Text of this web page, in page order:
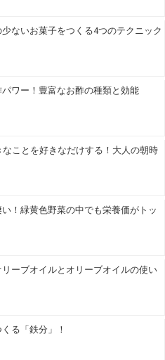
ないお菓子をつくる4つのテクニック
ワー！豊富なお酢の種類と効能
ことを好きなだけする！大人の朝時
い！緑黄色野菜の中でも栄養価がトッ
ーブオイルとオリーブオイルの使い
る「鉄分」！